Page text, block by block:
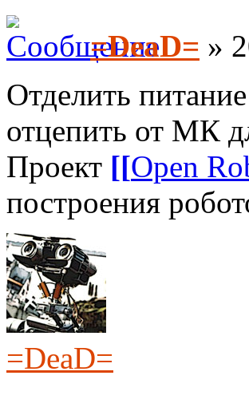
=DeaD= »
Отделить
отцепить от МК
Проект [[Open
построения
=DeaD=